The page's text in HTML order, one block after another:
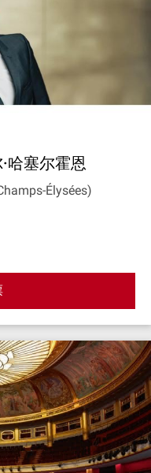
哈塞尔霍恩
Élysées)